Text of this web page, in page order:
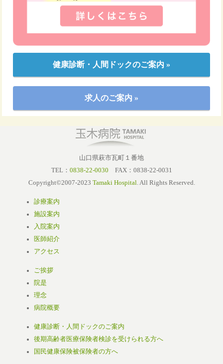
健康診断・人間ドックのご案内 »
求人のご案内 »
山口県萩市瓦町１番地
TEL： 0838-22-0030 FAX：0838-22-0031
Copyright©2007-2023 Tamaki Hospital. All Rights Reserved.
診療案内
施設案内
入院案内
医師紹介
アクセス
ご挨拶
院是
理念
病院概要
健康診断・人間ドックのご案内
後期高齢者医療保険者検診を受けられる方へ
国民健康保険被保険者の方へ